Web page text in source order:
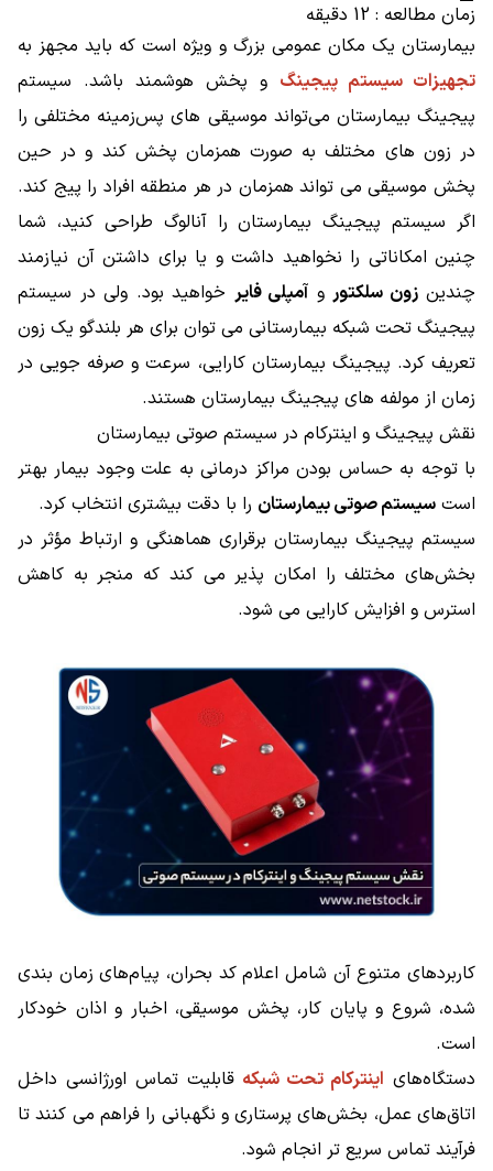
زمان مطالعه : 12 دقیقه
بیمارستان یک مکان عمومی بزرگ و ویژه است که باید مجهز به
تجهیزات سیستم پیجینگ و پخش هوشمند باشد. سیستم
پیجینگ بیمارستان می‌تواند موسیقی های پس‌زمینه مختلفی را
در زون های مختلف به صورت همزمان پخش کند و در حین
پخش موسیقی می تواند همزمان در هر منطقه افراد را پیج کند.
اگر سیستم پیجینگ بیمارستان را آنالوگ طراحی کنید، شما
چنین امکاناتی را نخواهید داشت و یا برای داشتن آن نیازمند
چندینزون سلکتور و آمپلی فایر خواهید بود. ولی در سیستم
پیجینگ تحت شبکه بیمارستانی می توان برای هر بلندگو یک زون
تعریف کرد. پیجینگ بیمارستان کارایی، سرعت و صرفه جویی در
زمان از مولفه های پیجینگ بیمارستان هستند.
نقش پیجینگ و اینترکام در سیستم صوتی بیمارستان
با توجه به حساس بودن مراکز درمانی به علت وجود بیمار بهتر
است سیستم صوتی بیمارستان را با دقت بیشتری انتخاب کرد.
سیستم پیجینگ بیمارستان برقراری هماهنگی و ارتباط مؤثر در
بخش‌های مختلف را امکان ‌پذیر می‌ کند که منجر به کاهش
استرس و افزایش کارایی می ‌شود.
کاربردهای متنوع آن شامل اعلام کد بحران، پیام‌های زمان ‌بندی
شده، شروع و پایان کار، پخش موسیقی، اخبار و اذان خودکار
است.
دستگاه‌های اینترکام تحت شبکه قابلیت تماس اورژانسی داخل
اتاق‌های عمل، بخش‌های پرستاری و نگهبانی را فراهم می ‌کنند تا
فرآیند تماس سریع ‌تر انجام شود.